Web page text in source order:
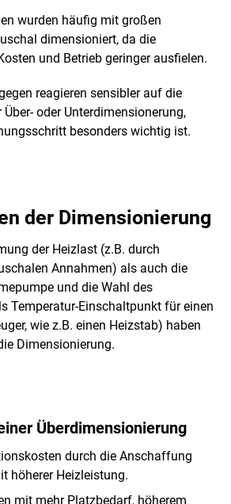
wurden häufig mit großen
dimensioniert, da die
und Betrieb geringer ausfielen.
reagieren sensibler auf die
oder Unterdimensionerung,
besonders wichtig ist.
der Dimensionierung
der Heizlast (z.B. durch
Annahmen) als auch die
und die Wahl des
Temperatur-Einschaltpunkt für einen
wie z.B. einen Heizstab) haben
Dimensionierung.
Überdimensionierung
durch die Anschaffung
höherer Heizleistung.
mit mehr Platzbedarf, höherem